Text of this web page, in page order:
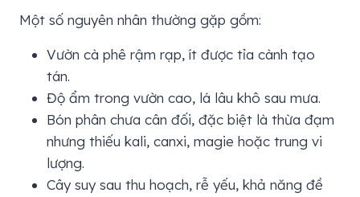
Một số nguyên nhân thường gặp gồm:
Vườn cà phê rậm rạp, ít được tỉa cành tạo
tán.
Độ ẩm trong vườn cao, lá lâu khô sau mưa.
Bón phân chưa cân đối, đặc biệt là thừa đạm
nhưng thiếu kali, canxi, magie hoặc trung vi
lượng.
Cây suy sau thu hoạch, rễ yếu, khả năng đề